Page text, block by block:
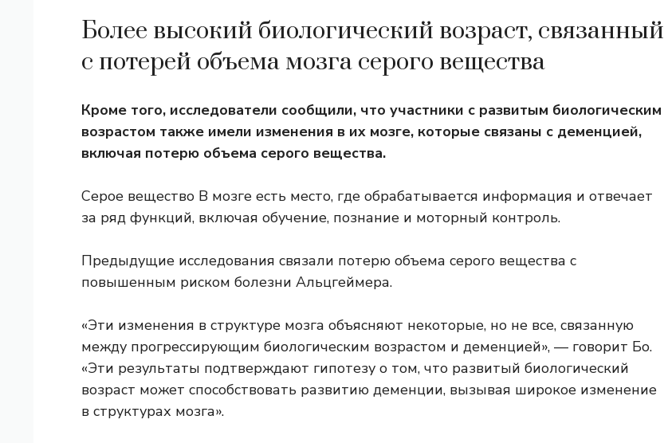
Более высокий биологический возраст, связанный
с потерей объема мозга серого вещества
Кроме того, исследователи сообщили, что участники с развитым биологическим
возрастом также имели изменения в их мозге, которые связаны с деменцией,
включая потерю объема серого вещества.
Серое вещество В мозге есть место, где обрабатывается информация и отвечает
за ряд функций, включая обучение, познание и моторный контроль.
Предыдущие исследования связали потерю объема серого вещества с
повышенным риском болезни Альцгеймера.
«Эти изменения в структуре мозга объясняют некоторые, но не все, связанную
между прогрессирующим биологическим возрастом и деменцией», — говорит Бо.
«Эти результаты подтверждают гипотезу о том, что развитый биологический
возраст может способствовать развитию деменции, вызывая широкое изменение
в структурах мозга».